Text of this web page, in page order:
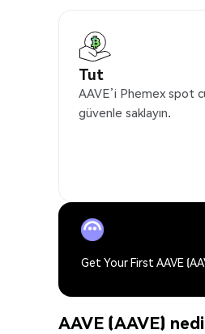
Tut
AAVE’i Phemex spot
güvenle saklayın.
Get Your First AAVE
AAVE (AAVE)